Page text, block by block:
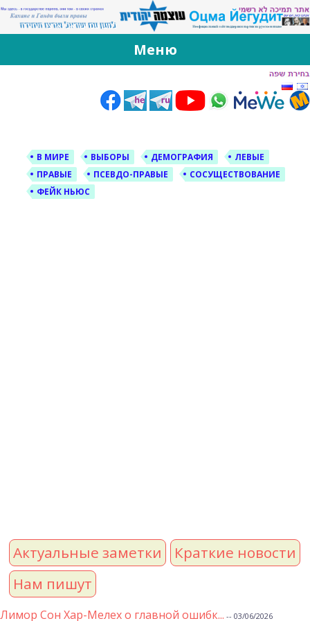
За Оцма Йегудит
עוצמה יהודית ברוסית ובעברית
Меню
В МИРЕ ВЫБОРЫ ДЕМОГРАФИЯ
ЛЕВЫЕ
ПРАВЫЕ
ПСЕВДО-ПРАВЫЕ
СОСУЩЕСТВОВАНИЕ
ФЕЙК НЬЮС
Актуальные заметки
Краткие новости
Нам пишут
Лимор Сон Хар-Мелех о главной ошибк... -- 03/06/2026